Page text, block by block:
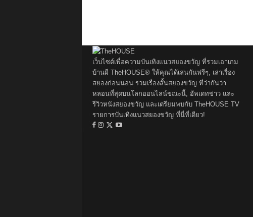
เว็บไซต์เพื่อความบันเทิงแนวสยองขวัญ ที่รวมเอาเกม
บ้านผี TheHOUSE® ให้คุณได้เล่นกันฟรีๆ, เล่าเรื่อง
สยองก่อนนอน รวมเรื่องสั้นสยองขวัญ ที่ว่ากันว่า
หลอนที่สุดบนโลกออนไลน์ขณะนี้, อัพเดทข่าว และ
รีวิวหนังสยองขวัญ และเตรียมพบกับ TheHOUSE TV
รายการบันเทิงแนวสยองขวัญ ที่นี่ที่เดียว!